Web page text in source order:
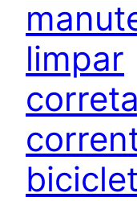
limpar